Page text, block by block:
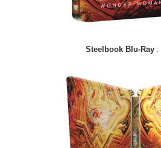
Steelbook Blu-Ray: